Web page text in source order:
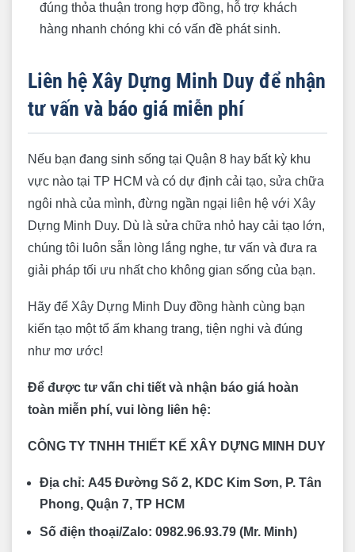
đúng thỏa thuận trong hợp đồng, hỗ trợ khách
hàng nhanh chóng khi có vấn đề phát sinh.
Liên hệ Xây Dựng Minh Duy để nhận
tư vấn và báo giá miễn phí
Nếu bạn đang sinh sống tại Quận 8 hay bất kỳ khu
vực nào tại TP HCM và có dự định cải tạo, sửa chữa
ngôi nhà của mình, đừng ngần ngại liên hệ với Xây
Dựng Minh Duy. Dù là sửa chữa nhỏ hay cải tạo lớn,
chúng tôi luôn sẵn lòng lắng nghe, tư vấn và đưa ra
giải pháp tối ưu nhất cho không gian sống của bạn.
Hãy để Xây Dựng Minh Duy đồng hành cùng bạn
kiến tạo một tổ ấm khang trang, tiện nghi và đúng
như mơ ước!
Để được tư vấn chi tiết và nhận báo giá hoàn
toàn miễn phí, vui lòng liên hệ:
CÔNG TY TNHH THIẾT KẾ XÂY DỰNG MINH DUY
Địa chỉ: A45 Đường Số 2, KDC Kim Sơn, P. Tân
Phong, Quận 7, TP HCM
Số điện thoại/Zalo: 0982.96.93.79 (Mr. Minh)